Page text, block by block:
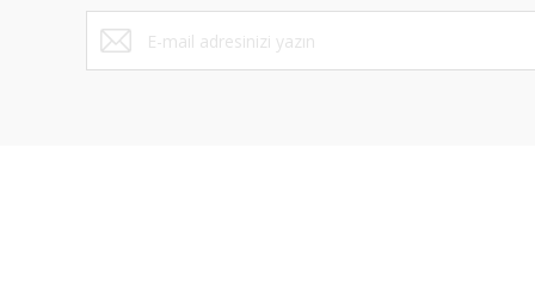
Bu ürüne benzer farklı alternatifler olmalı.